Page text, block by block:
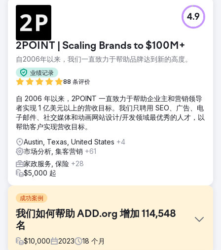
2POINT | Scaling Brands to $100M+
自2006年以来，我们一直致力于帮助品牌达到新的高度。
业绩记录
88 条评价
4.9
自 2006 年以来，2POINT 一直致力于帮助企业主和营销领导
者实现 1 亿美元以上的营收目标。我们只聘用 SEO、广告、电
子邮件、社交媒体和动画网站设计/开发领域最优秀的人才，以
帮助客户实现营收目标。
Austin, Texas, United States +4
市场分析, 集客营销 +61
家政服务, 保险 +28
$5,000 起
成功案例
我们如何帮助 ADD.org 增加 114,548
名
$10,000 2023 18 个月